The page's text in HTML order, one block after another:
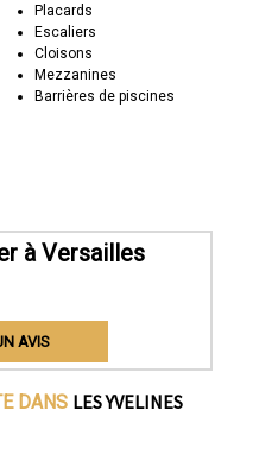
Placards
Escaliers
Cloisons
Mezzanines
Barrières de piscines
à Versailles
AVIS
DANS LES YVELINES